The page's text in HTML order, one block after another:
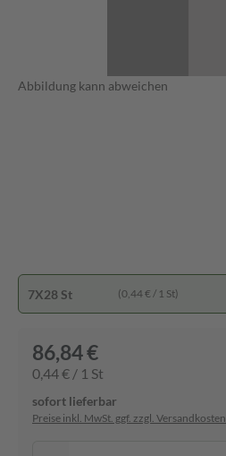
Abbildung kann abweichen
7X28 St (0,44 € / 1 St)
86,84 €
0,44 € / 1 St
sofort lieferbar
Preise inkl. MwSt. ggf. zzgl. Versandkosten